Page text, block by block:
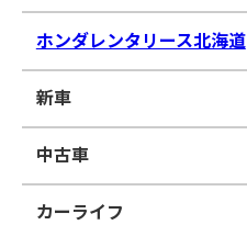
ホンダレンタリース北海道
新車
中古車
カーライフ